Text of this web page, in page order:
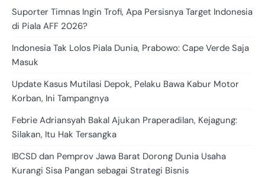
Suporter Timnas Ingin Trofi, Apa Persisnya Target Indonesia
di Piala AFF 2026?
Indonesia Tak Lolos Piala Dunia, Prabowo: Cape Verde Saja
Masuk
Update Kasus Mutilasi Depok, Pelaku Bawa Kabur Motor
Korban, Ini Tampangnya
Febrie Adriansyah Bakal Ajukan Praperadilan, Kejagung:
Silakan, Itu Hak Tersangka
IBCSD dan Pemprov Jawa Barat Dorong Dunia Usaha
Kurangi Sisa Pangan sebagai Strategi Bisnis